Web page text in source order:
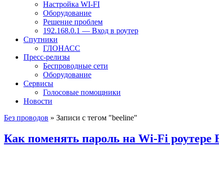
Настройка WI-FI
Оборудование
Решение проблем
192.168.0.1 — Вход в роутер
Спутники
ГЛОНАСС
Пресс-релизы
Беспроводные сети
Оборудование
Сервисы
Голосовые помощники
Новости
Без проводов » Записи с тегом "beeline"
Как поменять пароль на Wi-Fi роутере